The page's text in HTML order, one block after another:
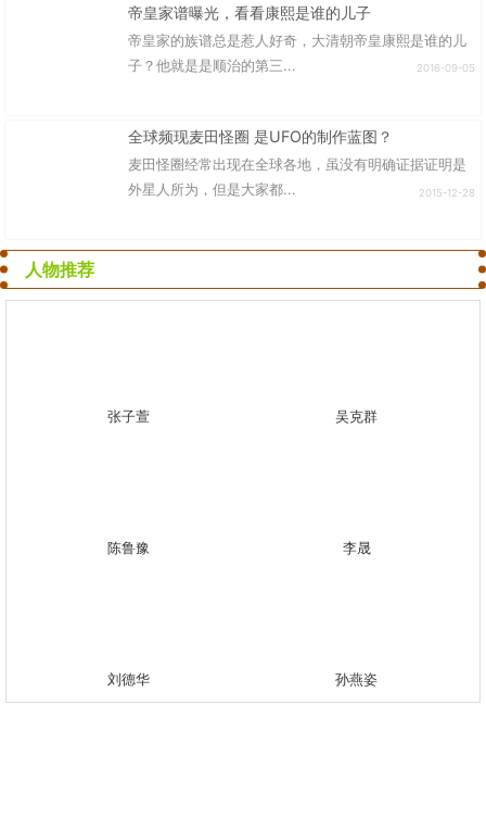
帝皇家谱曝光，看看康熙是谁的儿子
帝皇家的族谱总是惹人好奇，大清朝帝皇康熙是谁的儿
子？他就是是顺治的第三...
2016-09-05
全球频现麦田怪圈 是UFO的制作蓝图？
麦田怪圈经常出现在全球各地，虽没有明确证据证明是
外星人所为，但是大家都...
2015-12-28
人物推荐
张子萱 吴克群
陈鲁豫 李晟
刘德华 孙燕姿